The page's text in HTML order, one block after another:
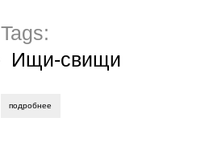
Tags:
Ищи-свищи
подробнее